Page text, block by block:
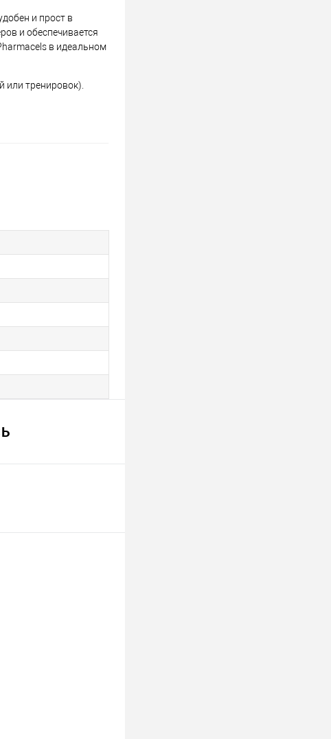
и прост в
и обеспечивается
в идеальном
тренировок).